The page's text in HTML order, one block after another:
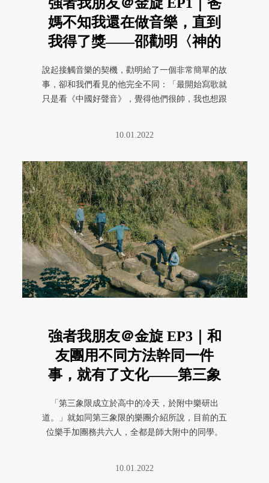
媽不知我還在做音樂，直到
我得了獎——邵勸明〈神的
說起接觸音樂的契機，勸明給了一個非常簡單的故
事，卻和我們看見的他完全不同：「最開始寫歌就
只是看《中國好聲音》，覺得他們很帥，我也想跟
10.01.2022
強者我朋友＠金旋 EP3｜和
友團用不同方法幹同一件
事，就有了文化——第三象
「第三象限成立於高中的冷天，於附中樂研出
道。」就如同第三象限的樂團介紹所說，目前的五
位樂手加團務共六人，全都是師大附中的同學。
10.01.2022